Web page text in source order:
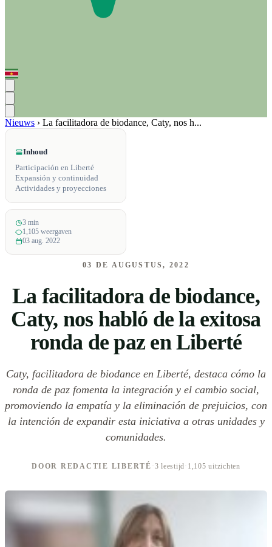
Nieuws › La facilitadora de biodance, Caty, nos h...
Inhoud
Participación en Liberté
Expansión y continuidad
Actividades y proyecciones
3 min
1,105 weergaven
03 aug. 2022
03 DE AUGUSTUS, 2022
La facilitadora de biodance,
Caty, nos habló de la exitosa
ronda de paz en Liberté
Caty, facilitadora de biodance en Liberté, destaca cómo la
ronda de paz fomenta la integración y el cambio social,
promoviendo la empatía y la eliminación de prejuicios, con
la intención de expandir esta iniciativa a otras unidades y
comunidades.
DOOR REDACTIE LIBERTÉ ·3 leestijd· 1,105 uitzichten